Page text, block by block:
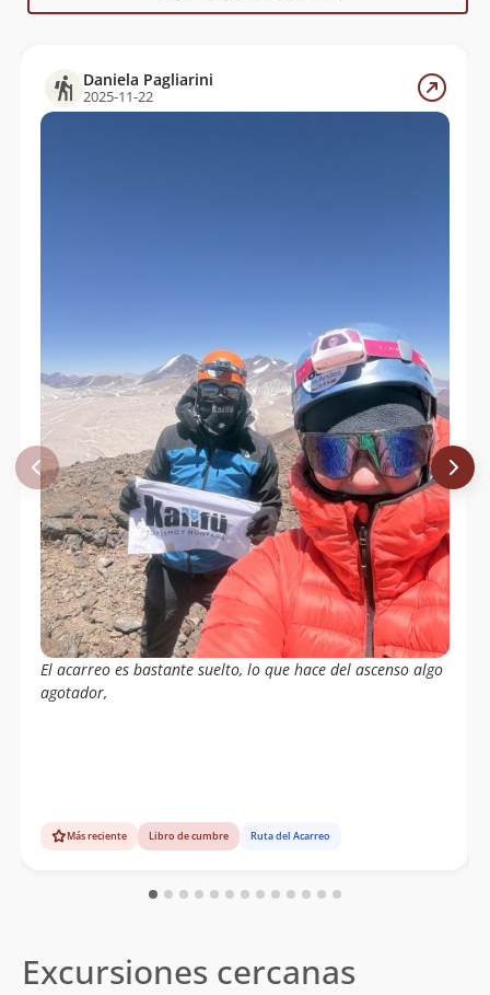
Daniela Pagliarini
2025-11-22
El acarreo es bastante suelto, lo que hace del ascenso algo
agotador,
Más reciente Libro de cumbre Ruta del Acarreo
Excursiones cercanas